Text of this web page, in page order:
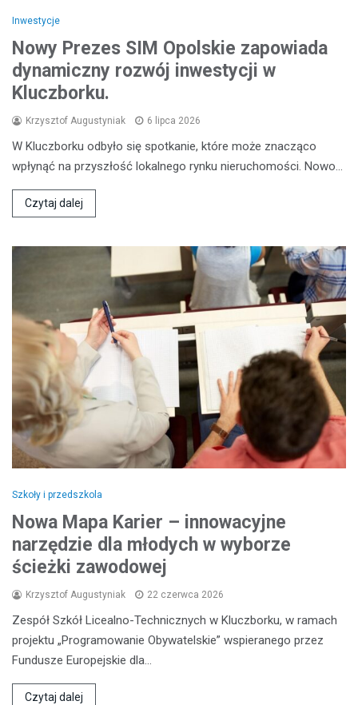
Inwestycje
Nowy Prezes SIM Opolskie zapowiada
dynamiczny rozwój inwestycji w
Kluczborku.
Krzysztof Augustyniak 6 lipca 2026
W Kluczborku odbyło się spotkanie, które może znacząco
wpłynąć na przyszłość lokalnego rynku nieruchomości. Nowo…
Czytaj dalej
Szkoły i przedszkola
Nowa Mapa Karier – innowacyjne
narzędzie dla młodych w wyborze
ścieżki zawodowej
Krzysztof Augustyniak 22 czerwca 2026
Zespół Szkół Licealno-Technicznych w Kluczborku, w ramach
projektu „Programowanie Obywatelskie” wspieranego przez
Fundusze Europejskie dla…
Czytaj dalej